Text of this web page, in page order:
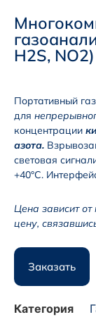
H2S, NO2)
Портативный
для
концентрации
азота.
световая
+40°С.
Цена зависит
цену,
Заказать
Категория